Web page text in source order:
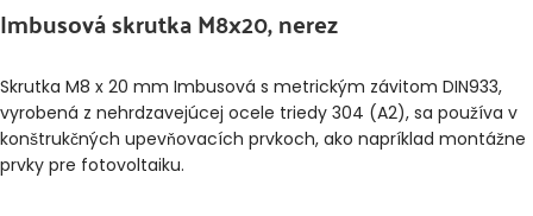
Imbusová skrutka M8x20, nerez
Skrutka M8 x 20 mm Imbusová s metrickým závitom DIN933,
vyrobená z nehrdzavejúcej ocele triedy 304 (A2), sa používa v
konštrukčných upevňovacích prvkoch, ako napríklad montážne
prvky pre fotovoltaiku.